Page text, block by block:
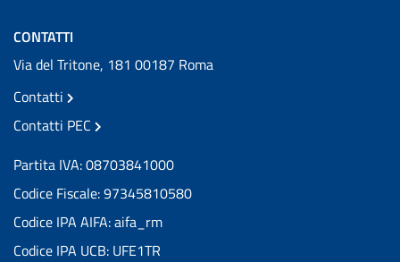
CONTATTI
Via del Tritone, 181 00187 Roma
Contatti
Contatti PEC
Partita IVA: 08703841000
Codice Fiscale: 97345810580
Codice IPA AIFA: aifa_rm
Codice IPA UCB: UFE1TR